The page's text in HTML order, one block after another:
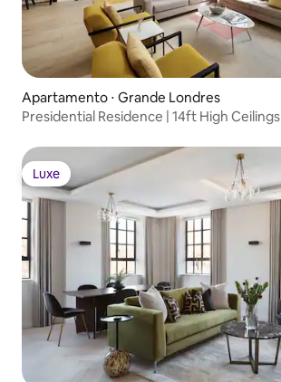
Apartamento ⋅ Grande Londres
Presidential Residence | 14ft High Ceilings
Luxe
Luxe